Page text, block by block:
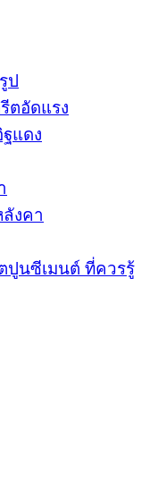
ป
ตอัดแรง
แดง
ลังคา
ปูนซีเมนต์ ที่ควรรู้